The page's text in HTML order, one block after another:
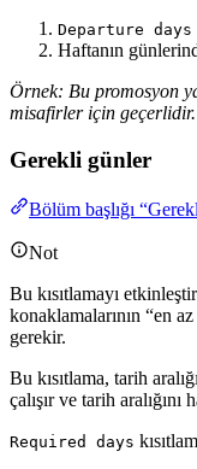
Departure
Haftanın
Örnek: Bu promosyon
misafirler için geçerlidir.
Gerekli günler
Bölüm başlığı
Not
Bu kısıtlamayı
konaklamalarının “en
gerekir.
Bu kısıtlama, tarih
çalışır ve tarih aralığını
Required days